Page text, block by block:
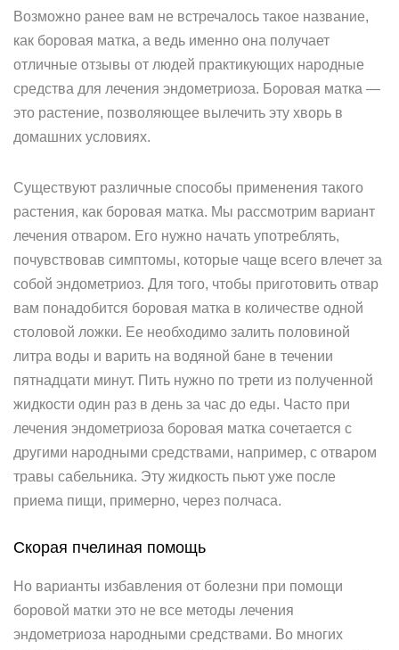
Возможно ранее вам не встречалось такое название,
как боровая матка, а ведь именно она получает
отличные отзывы от людей практикующих народные
средства для лечения эндометриоза. Боровая матка —
это растение, позволяющее вылечить эту хворь в
домашних условиях.
Существуют различные способы применения такого
растения, как боровая матка. Мы рассмотрим вариант
лечения отваром. Его нужно начать употреблять,
почувствовав симптомы, которые чаще всего влечет за
собой эндометриоз. Для того, чтобы приготовить отвар
вам понадобится боровая матка в количестве одной
столовой ложки. Ее необходимо залить половиной
литра воды и варить на водяной бане в течении
пятнадцати минут. Пить нужно по трети из полученной
жидкости один раз в день за час до еды. Часто при
лечения эндометриоза боровая матка сочетается с
другими народными средствами, например, с отваром
травы сабельника. Эту жидкость пьют уже после
приема пищи, примерно, через полчаса.
Скорая пчелиная помощь
Но варианты избавления от болезни при помощи
боровой матки это не все методы лечения
эндометриоза народными средствами. Во многих